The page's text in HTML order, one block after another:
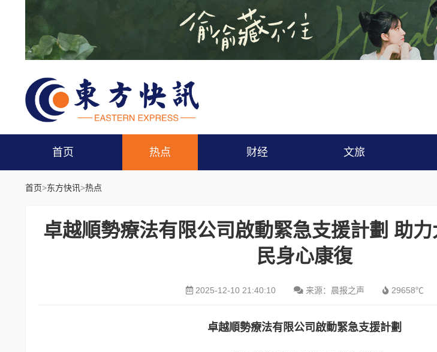
首页 热点 财经 文旅
首页>东方快讯>热点
卓越順勢療法有限公司啟動緊急支援計劃 助
民身心康復
2025-12-10 21:40:10 来源：晨报之声 29658℃
卓越順勢療法有限公司 啟動緊急支援計劃